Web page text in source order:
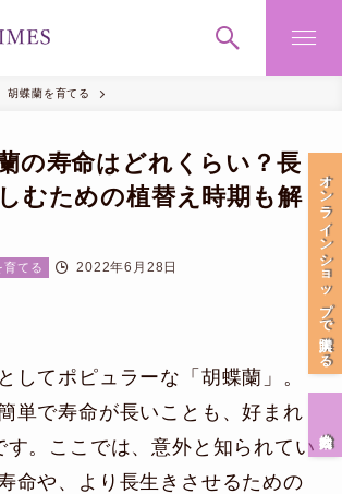
胡蝶蘭を育てる
の寿命はどれくらい？長
むための植替え時期も解
育てる 2022年6月28日
してポピュラーな「胡蝶蘭」。
単で寿命が長いことも、好まれ
す。ここでは、意外と知られてい
命や、より長生きさせるための
オンラインショップで購入する